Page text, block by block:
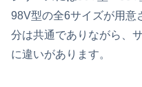
98V型の全6サイズが用意
分は共通でありながら、
に違いがあります。